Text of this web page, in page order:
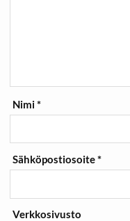
Nimi*
Sähköpostiosoite*
Verkkosivusto